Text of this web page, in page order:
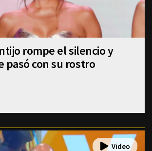
rompe el silencio y
pasó con su rostro